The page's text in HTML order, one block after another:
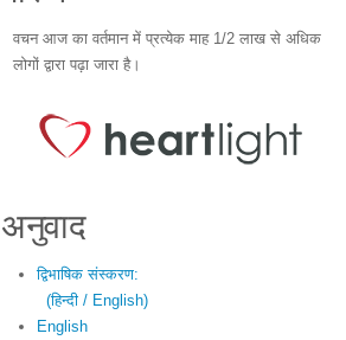
वचन आज का वर्तमान में प्रत्येक माह 1/2 लाख से अधिक
लोगों द्वारा पढ़ा जारा है।
अनुवाद
द्विभाषिक संस्करण:
(हिन्दी / English)
English